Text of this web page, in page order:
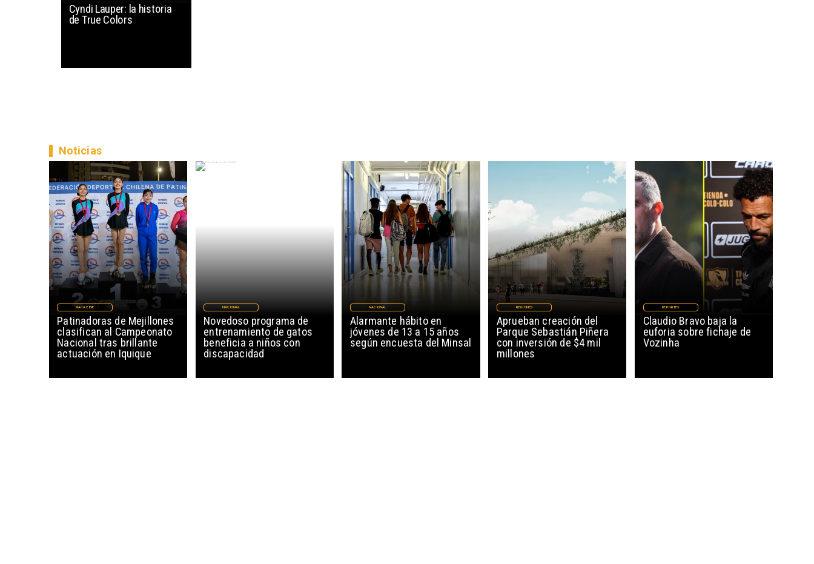
Cyndi Lauper: la historia
de True Colors
Patinadoras de Mejillones
clasifican al Campeonato
Nacional tras brillante
actuación en Iquique
MAGAZINE
Noticias
Novedoso programa de
entrenamiento de gatos
beneficia a niños con
discapacidad
NACIONAL
Alarmante hábito en
jóvenes de 13 a 15 años
según encuesta del Minsal
NACIONAL
Aprueban creación del
Parque Sebastián Piñera
con inversión de $4 mil
millones
REGIONES
Claudio Bravo baja la
euforia sobre fichaje de
Vozinha
DEPORTES